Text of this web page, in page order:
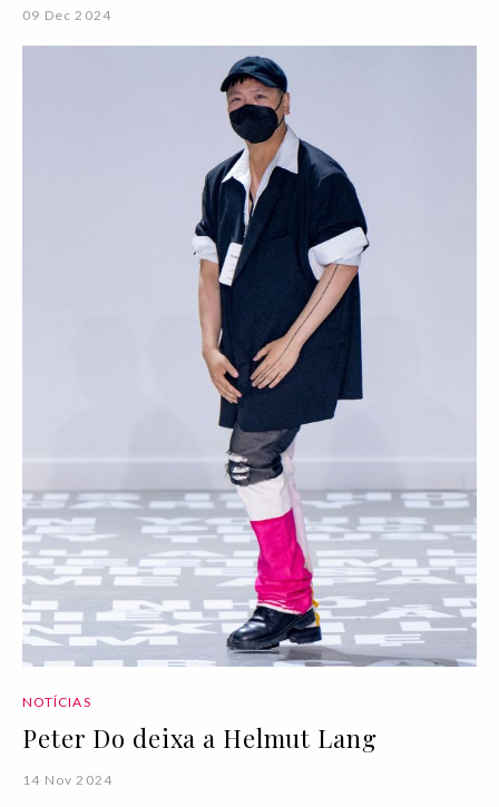
09 Dec 2024
NOTÍCIAS
Peter Do deixa a Helmut Lang
14 Nov 2024